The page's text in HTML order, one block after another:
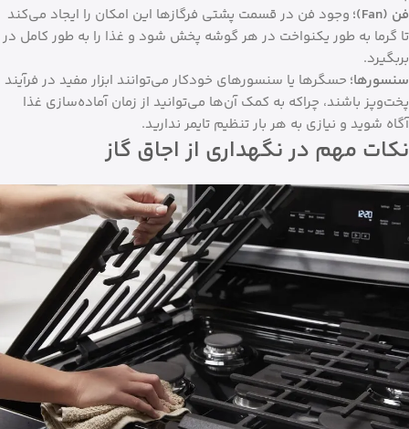
فن (‌Fan)؛
وجود فن در قسمت پشتی فرگازها این امکان را ایجاد می‌کند
تا گرما به طور یکنواخت در هر گوشه پخش شود و غذا را به طور کامل در
بربگیرد.
سنسورها؛ حسگرها یا سنسورهای خودکار می‌توانند ابزار مفید در فرآیند
پخت‌وپز باشند، چراکه به کمک آن‌ها می‌توانید از زمان آماده‌سازی غذا
آگاه شوید و نیازی به هر بار تنظیم تایمر ندارید.
نکات مهم در نگهداری از اجاق گاز